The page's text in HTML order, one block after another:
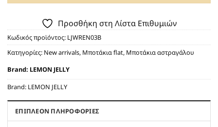
Προσθήκη στη Λίστα Επιθυμιών
Κωδικός προϊόντος: LJWREN03B
Κατηγορίες: New arrivals, Μποτάκια flat, Μποτάκια αστραγάλου
Brand: LEMON JELLY
Brand: LEMON JELLY
ΕΠΙΠΛΈΟΝ ΠΛΗΡΟΦΟΡΊΕΣ